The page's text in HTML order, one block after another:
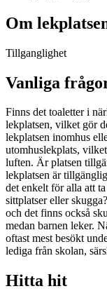
Om
Tillganglighet
Vanliga
Finns det toaletter i
lekplatsen, vilket gör
lekplatsen inomhus
utomhuslekplats,
luften. Är platsen
lekplatsen är
det enkelt för alla att
sittplatser eller
och det finns också
medan barnen leker.
oftast mest besökt
lediga från skolan,
Hitta hit